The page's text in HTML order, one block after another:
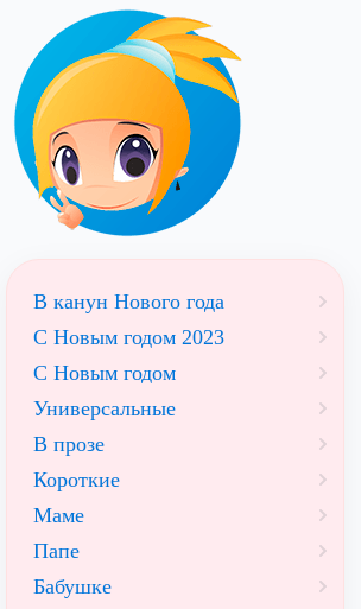
В канун Нового года
С Новым годом 2023
С Новым годом
Универсальные
В прозе
Короткие
Маме
Папе
Бабушке